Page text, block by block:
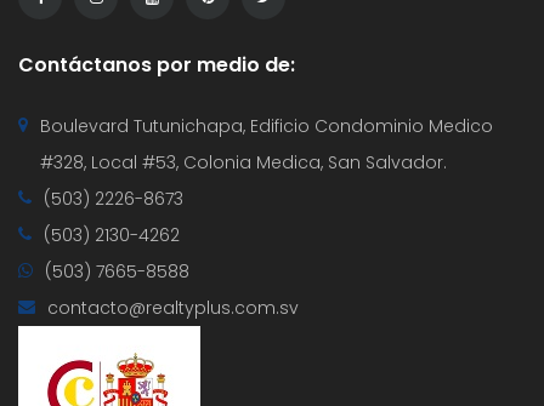
Contáctanos por medio de:
Boulevard Tutunichapa, Edificio Condominio Medico
#328, Local #53, Colonia Medica, San Salvador.
(503) 2226-8673
(503) 2130-4262
(503) 7665-8588
contacto@realtyplus.com.sv